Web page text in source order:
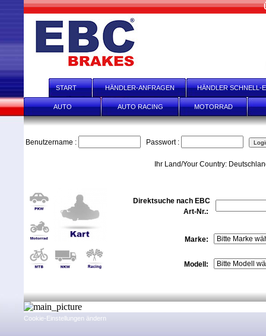
START HÄNDLER-ANFRAGEN HÄNDLER SCHNELL-
AUTO AUTO RACING MOTORRAD
Benutzername : Passwort :
Ihr Land/Your Country:
Direktsuche nach EBC
Art-Nr.:
Marke:
Modell:
Cookie-Einstellungen ändern